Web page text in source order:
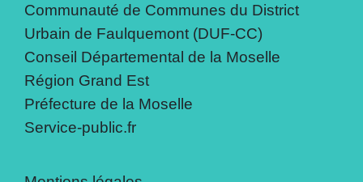
Communauté de Communes du District
Urbain de Faulquemont (DUF-CC)
Conseil Départemental de la Moselle
Région Grand Est
Préfecture de la Moselle
Service-public.fr